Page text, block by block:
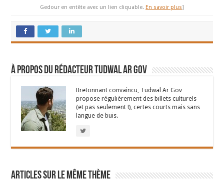
Gedour en entête avec un lien cliquable. En savoir plus]
À propos du rédacteur Tudwal Ar Gov
Bretonnant convaincu, Tudwal Ar Gov
propose régulièrement des billets culturels
(et pas seulement !), certes courts mais sans
langue de buis.
Articles sur le même thème